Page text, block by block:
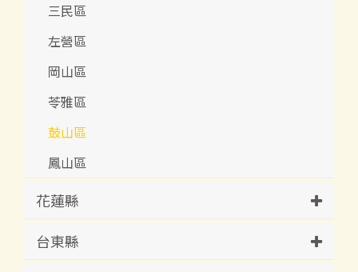
三民區
左營區
岡山區
苓雅區
鼓山區
鳳山區
花蓮縣
台東縣